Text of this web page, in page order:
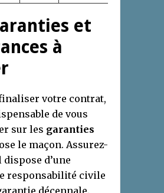
et
à
votre contrat,
de vous
sur les garanties
le maçon. Assurez-
dispose d’une
responsabilité civile